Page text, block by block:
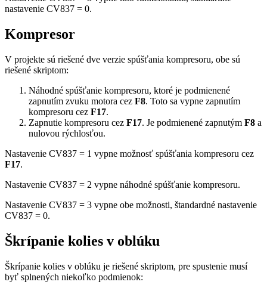
nastavenie CV837 = 0.
Kompresor
V projekte sú riešené dve verzie spúšťania kompresoru, obe sú
riešené skriptom:
Náhodné spúšťanie kompresoru, ktoré je podmienené
zapnutím zvuku motora cez F8. Toto sa vypne zapnutím
kompresoru cez F17.
Zapnutie kompresoru cez F17. Je podmienené zapnutým F8 a
nulovou rýchlosťou.
Nastavenie CV837 = 1 vypne možnosť spúšťania kompresoru cez
F17.
Nastavenie CV837 = 2 vypne náhodné spúšťanie kompresoru.
Nastavenie CV837 = 3 vypne obe možnosti, štandardné nastavenie
CV837 = 0.
Škrípanie kolies v oblúku
Škrípanie kolies v oblúku je riešené skriptom, pre spustenie musí
byť splnených niekoľko podmienok: